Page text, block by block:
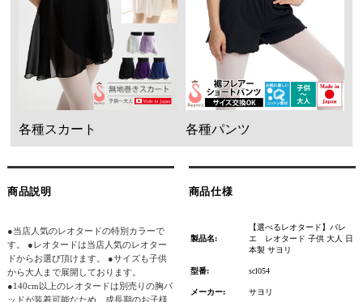
各種スカート 各種パンツ
商品説明
●当店人気のレオタードの特別カラーで
す。 ●レオタードは当店人気のレオター
ドからお選び頂けます。 ●サイズも子供
から大人まで展開しております。
●140cm以上のレオタードは別売りの胸パ
ッドが装着可能なため、成長期のお子様
商品仕様
製品名:
【選べるレオタード】バレ
エ レオタード 子供 大人 日
本製 サヨリ
型番: scl054
メーカー: サヨリ